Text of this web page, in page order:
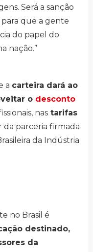
Será a sanção
para que a gente
do papel do
nação.”
a carteira dará ao
o desconto
nas tarifas
da parceria firmada
da Indústria
no Brasil é
destinado,
da